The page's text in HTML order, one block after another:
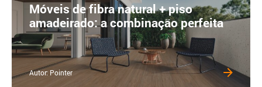
Móveis de fibra natural + piso
amadeirado: a combinação perfeita
Autor: Pointer